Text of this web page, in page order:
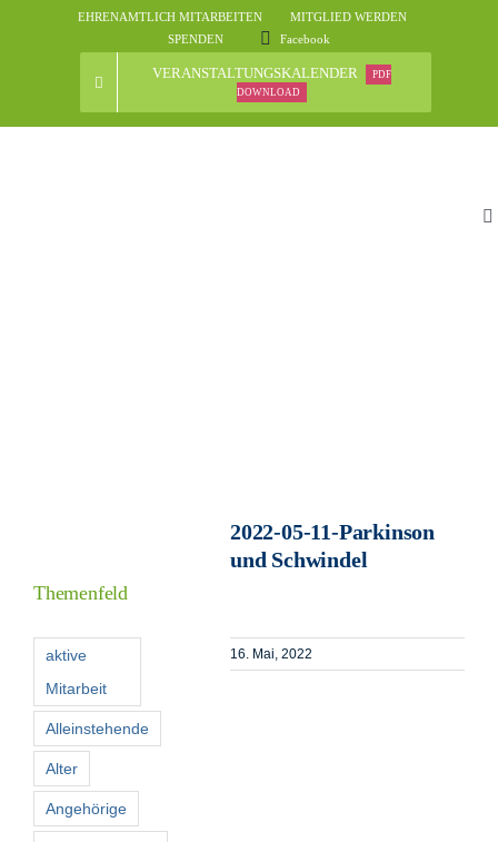
EHRENAMTLICH MITARBEITEN
MITGLIED WERDEN
SPENDEN
Facebook
VERANSTALTUNGSKALENDER
PDF
DOWNLOAD
2022-05-11-Parkinson
und Schwindel
16. Mai, 2022
Themenfeld
aktive
Mitarbeit
Alleinstehende
Alter
Angehörige